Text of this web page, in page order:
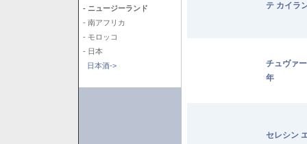
- ニュージーランド
- 南アフリカ
- モロッコ
- 日本
日本酒->
テ カイ
チュヴァ
年
セレシン